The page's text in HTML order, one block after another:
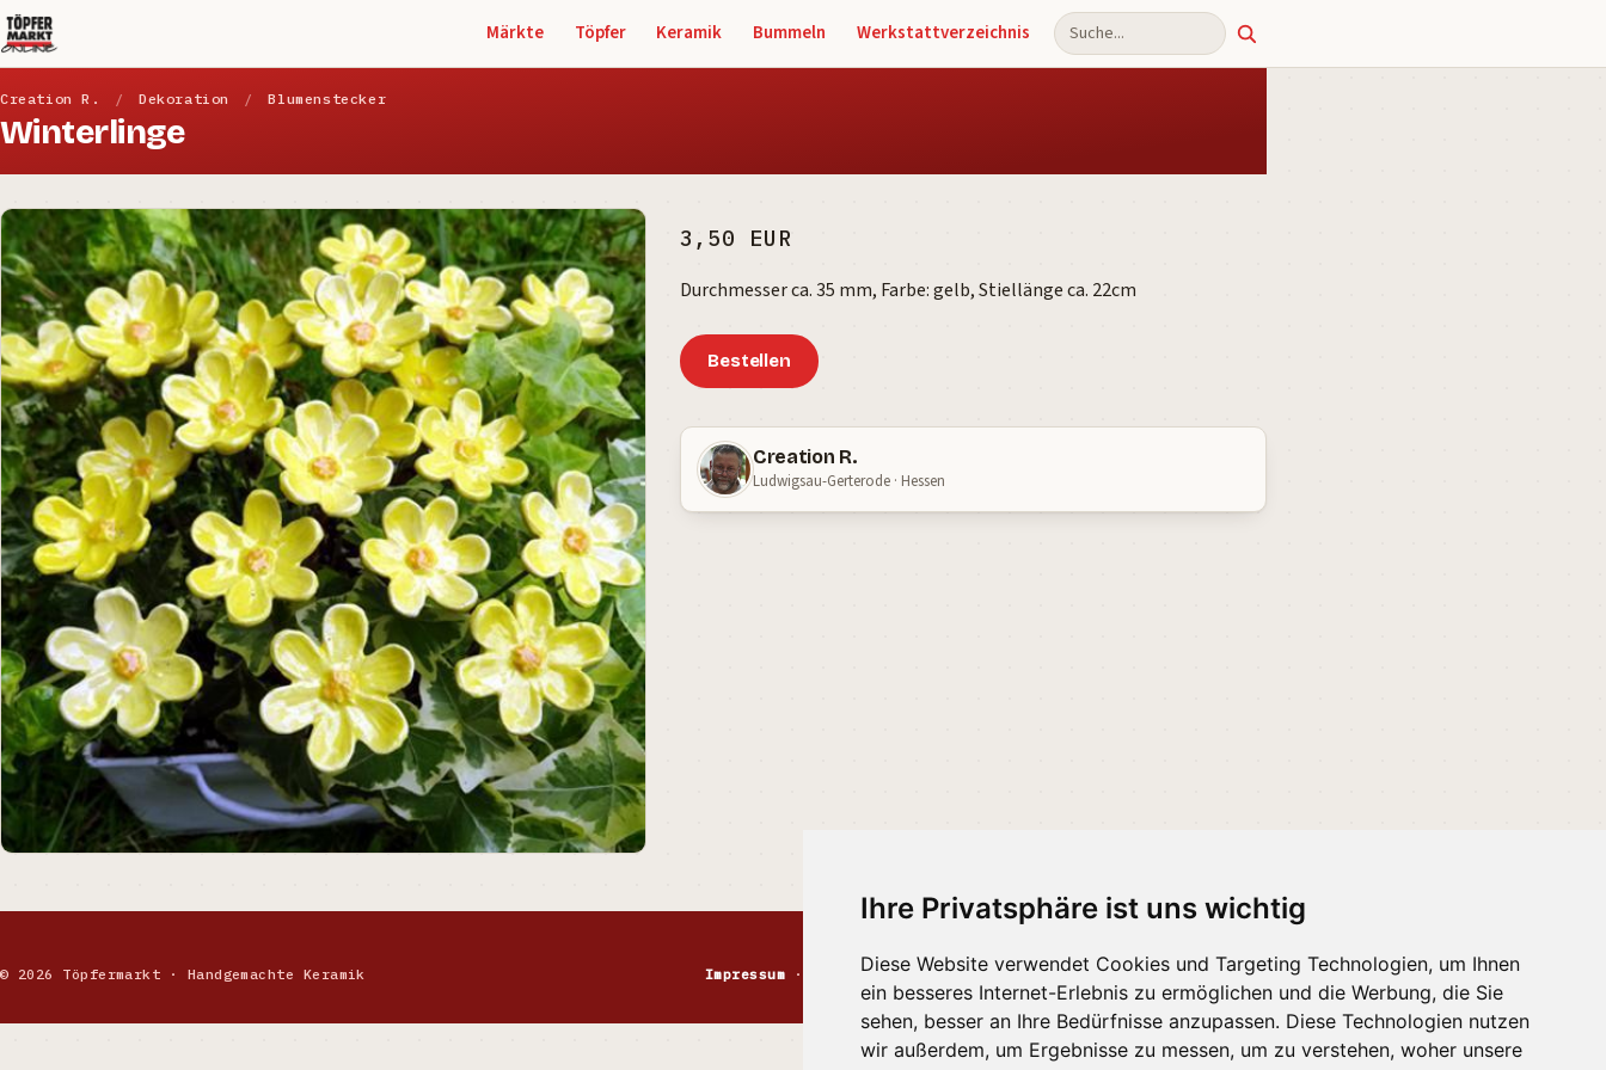
Ihre Privatsphäre ist uns wichtig
Diese Website verwendet Cookies und Targeting Technologien, um Ihnen
ein besseres Internet-Erlebnis zu ermöglichen und die Werbung, die Sie
sehen, besser an Ihre Bedürfnisse anzupassen. Diese Technologien nutzen
wir außerdem, um Ergebnisse zu messen, um zu verstehen, woher unsere
Märkte Töpfer Keramik Bummeln Werkstattverzeichnis Suche
Creation R. / Dekoration / Blumenstecker
Winterlinge
3,50 EUR
Durchmesser ca. 35 mm, Farbe: gelb, Stiellänge ca. 22cm
Bestellen
Creation R.
Ludwigsau-Gerterode · Hessen
© 2026 Töpfermarkt · Handgemachte Keramik Impressum · Kontakt ·Datenschutz·Markt melden·Erinnerungen